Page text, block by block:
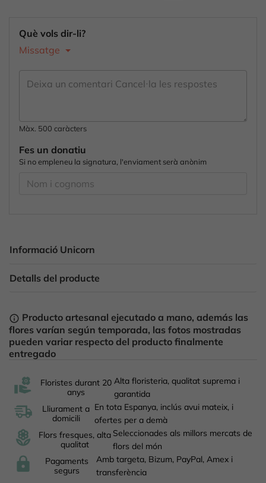
Què vols dir-li?
Missatge
Màx. 500 caràcters
Fes un donatiu
Si no empleneu la signatura, l'enviament serà anònim
Informació Unicorn
Detalls del producte
info_outline Producto artesanal ejecutado a mano, además las
flores varían según temporada, las fotos mostradas
pueden variar respecto del producto finalmente
entregado
Floristes durant 20
anys
Alta floristeria, qualitat suprema i
garantida
Lliurament a
domicili
En tota Espanya, inclús avui mateix, i
ofertes per a demà
Flors fresques, alta
qualitat
Seleccionades als millors mercats de
flors del món
Pagaments
segurs
Amb targeta, Bizum, PayPal, Amex i
transferència